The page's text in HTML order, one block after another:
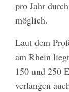
pro Jahr
möglich.
Laut dem
am Rhein
150 und 250
verlangen